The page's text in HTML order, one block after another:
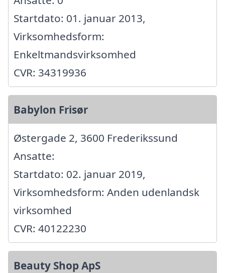
Startdato: 01. januar 2013,
Virksomhedsform:
Enkeltmandsvirksomhed
CVR: 34319936
Babylon Frisør
Østergade 2, 3600 Frederikssund
Ansatte:
Startdato: 02. januar 2019,
Virksomhedsform: Anden udenlandsk
virksomhed
CVR: 40122230
Beauty Shop ApS